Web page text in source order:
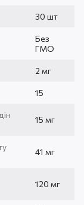
30 шт
Без
ГМО
2 мг
15
15 мг
41 мг
120 мг